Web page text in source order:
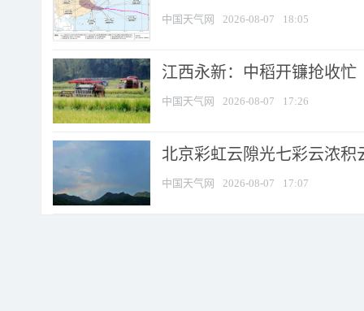
中国天气网 2026-08-07 18:05
江西永新：中稻开镰抢收忙
中国天气网 2026-08-07 17:26
北京彩虹云隙光七彩云浓积
中国天气网 2026-08-07 17:07